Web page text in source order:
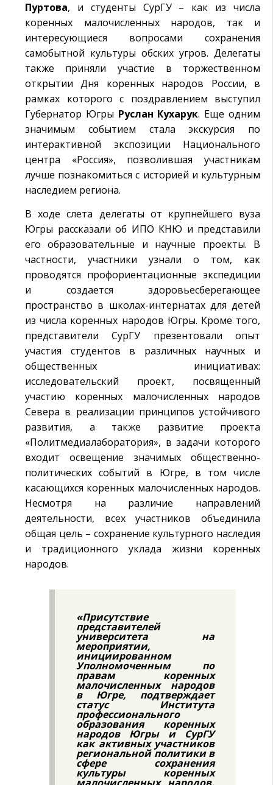
Пуртова, и студенты СурГУ – как из числа
коренных малочисленных народов, так и
интересующиеся вопросами сохранения
самобытной культуры обских угров. Делегаты
также приняли участие в торжественном
открытии Дня коренных народов России, в
рамках которого с поздравлением выступил
Губернатор Югры Руслан Кухарук. Еще одним
значимым событием стала экскурсия по
интерактивной экспозиции Национального
центра «Россия», позволившая участникам
лучше познакомиться с историей и культурным
наследием региона.
В ходе слета делегаты от крупнейшего вуза
Югры рассказали об ИПО КНЮ и представили
его образовательные и научные проекты. В
частности, участники узнали о том, как
проводятся профориентационные экспедиции
и создается здоровьесберегающее
пространство в школах-интернатах для детей
из числа коренных народов Югры. Кроме того,
представители СурГУ презентовали опыт
участия студентов в различных научных и
общественных инициативах:
исследовательский проект, посвященный
участию коренных малочисленных народов
Севера в реализации принципов устойчивого
развития, а также развитие проекта
«Политмедиалаборатория», в задачи которого
входит освещение значимых общественно-
политических событий в Югре, в том числе
касающихся коренных малочисленных народов.
Несмотря на различие направлений
деятельности, всех участников объединила
общая цель – сохранение культурного наследия
и традиционного уклада жизни коренных
народов.
«Присутствие
представителей
университета на
мероприятии,
инициированном
Уполномоченным по
правам коренных
малочисленных народов
в Югре, подтверждает
статус Института
профессионального
образования коренных
народов Югры и СурГУ
как активных участников
региональной политики в
сфере сохранения
культуры коренных